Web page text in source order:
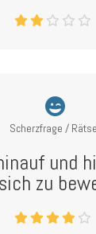
Scherzfrage /
und
sich zu